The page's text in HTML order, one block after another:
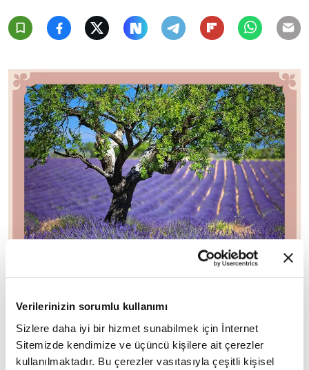
Verilerinizin sorumlu kullanımı
Sizlere daha iyi bir hizmet sunabilmek için İnternet
Sitemizde kendimize ve üçüncü kişilere ait çerezler
kullanılmaktadır. Bu çerezler vasıtasıyla çeşitli kişisel
Lavantanın taze ve kurutulmuş çiçekleri medikal
amaçlı kullanılır. Kurutulmuş halinden hazırlanıp
tüketilen çayı vücutta antiseptik özellik
göstermesinin yanı sıra hoş kokusuyla da birçok